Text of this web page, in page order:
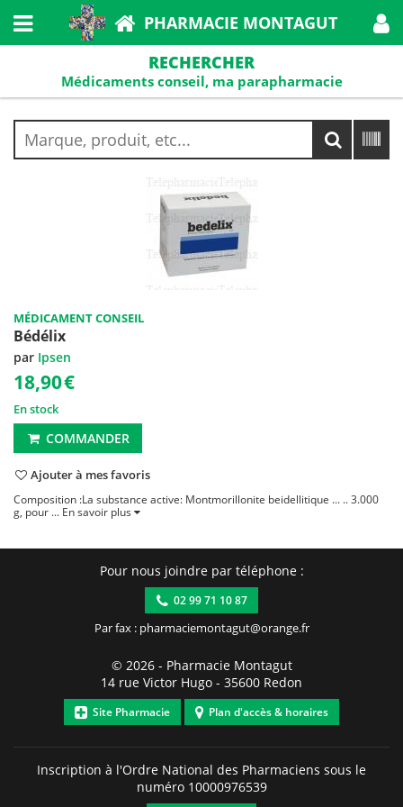
PHARMACIE MONTAGUT
RECHERCHER
Médicaments conseil, ma parapharmacie
MÉDICAMENT CONSEIL
Bédélix
par Ipsen
18,90€
En stock
COMMANDER
Ajouter à mes favoris
Composition :La substance active: Montmorillonite beidellitique ... .. 3.000
g, pour ... En savoir plus
Pour nous joindre par téléphone :
02 99 71 10 87
Par fax : pharmaciemontagut@orange.fr
© 2026 - Pharmacie Montagut
14 rue Victor Hugo - 35600 Redon
Site Pharmacie Plan d'accès & horaires
Inscription à l'Ordre National des Pharmaciens sous le
numéro 10000976539